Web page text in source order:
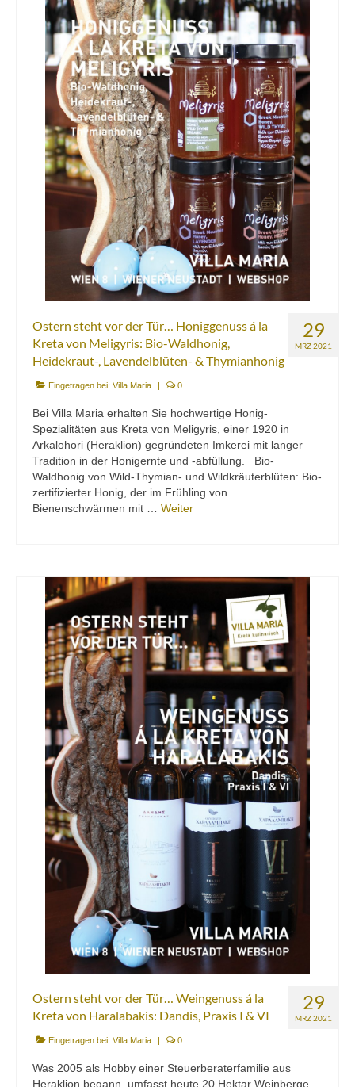
29
MRZ 2021
Ostern steht vor der Tür… Honiggenuss á la
Kreta von Meligyris: Bio-Waldhonig,
Heidekraut-, Lavendelblüten- & Thymianhonig
Eingetragen bei: Villa Maria | 0
Bei Villa Maria erhalten Sie hochwertige Honig-
Spezialitäten aus Kreta von Meligyris, einer 1920 in
Arkalohori (Heraklion) gegründeten Imkerei mit langer
Tradition in der Honigernte und -abfüllung. Bio-
Waldhonig von Wild-Thymian- und Wildkräuterblüten: Bio-
zertifizierter Honig, der im Frühling von
Bienenschwärmen mit … Weiter
29
MRZ 2021
Ostern steht vor der Tür… Weingenuss á la
Kreta von Haralabakis: Dandis, Praxis I & VI
Eingetragen bei: Villa Maria | 0
Was 2005 als Hobby einer Steuerberaterfamilie aus
Heraklion begann, umfasst heute 20 Hektar Weinberge